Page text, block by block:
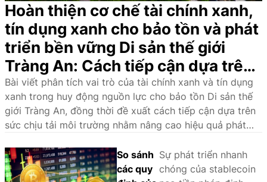
Hoàn thiện cơ chế tài chính xanh,
tín dụng xanh cho bảo tồn và phát
triển bền vững Di sản thế giới
Tràng An: Cách tiếp cận dựa trên
sức chịu tải môi trường
Bài viết phân tích vai trò của tài chính xanh và tín dụng
xanh trong huy động nguồn lực cho bảo tồn Di sản thế
giới Tràng An, đồng thời đề xuất cách tiếp cận dựa trên
sức chịu tải môi trường nhằm nâng cao hiệu quả phát
So sánh
các quy
Sự phát triển nhanh
chóng của stablecoin